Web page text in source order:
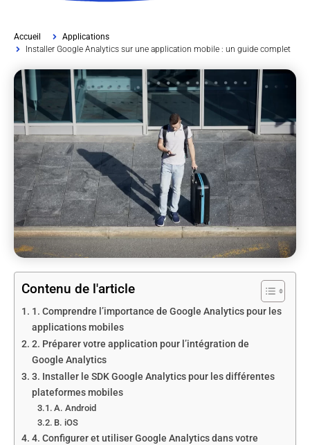
Accueil
Applications
Installer Google Analytics sur une application mobile : un guide complet
Contenu de l'article
1. Comprendre l’importance de Google Analytics pour les
applications mobiles
2. Préparer votre application pour l’intégration de
Google Analytics
3. Installer le SDK Google Analytics pour les différentes
plateformes mobiles
A. Android
B. iOS
4. Configurer et utiliser Google Analytics dans votre